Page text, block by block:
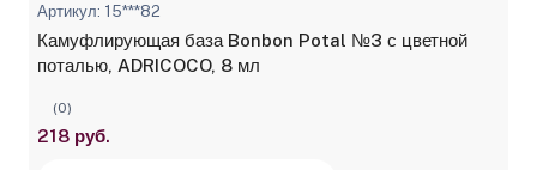
Артикул: 15***82
Камуфлирующая база Bonbon Potal №3 с цветной
поталью, ADRICOCO, 8 мл
(0)
218 руб.